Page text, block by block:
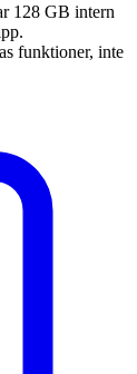
128 GB intern
funktioner, inte